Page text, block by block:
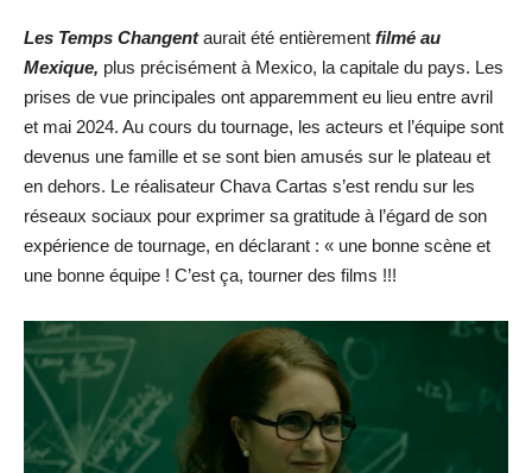
Les Temps Changentaurait été entièrement filmé au
Mexique, plus précisément à Mexico, la capitale du pays. Les
prises de vue principales ont apparemment eu lieu entre avril
et mai 2024. Au cours du tournage, les acteurs et l’équipe sont
devenus une famille et se sont bien amusés sur le plateau et
en dehors. Le réalisateur Chava Cartas s’est rendu sur les
réseaux sociaux pour exprimer sa gratitude à l’égard de son
expérience de tournage, en déclarant : « une bonne scène et
une bonne équipe ! C’est ça, tourner des films !!!